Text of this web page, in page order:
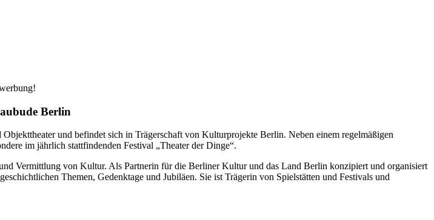
Berlin
und befindet sich in Trägerschaft von Kulturprojekte Berlin. Neben einem regelmäßigen
im jährlich stattfindenden Festival „Theater der Dinge“.
Vermittlung von Kultur. Als Partnerin für die Berliner Kultur und das Land Berlin konzipiert und organisiert
Themen, Gedenktage und Jubiläen. Sie ist Trägerin von Spielstätten und Festivals und